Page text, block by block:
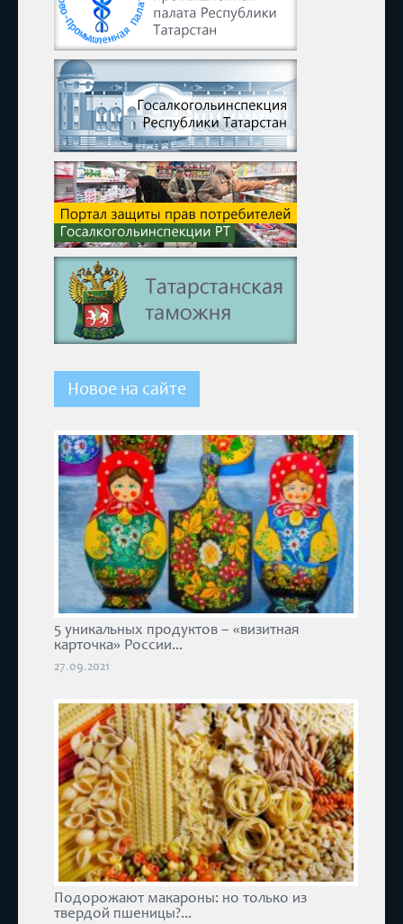
Новое на сайте
5 уникальных продуктов – «визитная
карточка» России...
27.09.2021
Подорожают макароны: но только из
твердой пшеницы?...